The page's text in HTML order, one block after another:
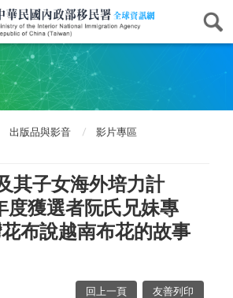
出版品與影音
影片專區
其子女海外培力計
度獲選者阮氏兄妹專
布說越南布花的故事
回上一頁 友善列印